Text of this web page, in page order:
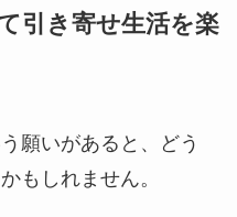
引き寄せ生活を楽
願いがあると、どう
もしれません。